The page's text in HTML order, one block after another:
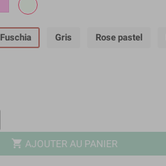
Fuschia Gris Rose pastel
shopping_cart AJOUTER AU PANIER